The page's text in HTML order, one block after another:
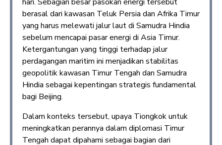
berasal dari kawasan Teluk Persia dan Afrika Timur
yang harus melewati jalur laut di Samudra Hindia
sebelum mencapai pasar energi di Asia Timur.
Ketergantungan yang tinggi terhadap jalur
perdagangan maritim ini menjadikan stabilitas
geopolitik kawasan Timur Tengah dan Samudra
Hindia sebagai kepentingan strategis fundamental
bagi Beijing.
Dalam konteks tersebut, upaya Tiongkok untuk
meningkatkan perannya dalam diplomasi Timur
Tengah dapat dipahami sebagai bagian dari